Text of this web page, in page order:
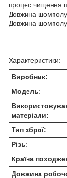
процес чищення
Довжина
Довжина
Характеристики:
Виробник:
Модель:
матеріали:
Тип зброї:
Різь:
Країна
Довжина